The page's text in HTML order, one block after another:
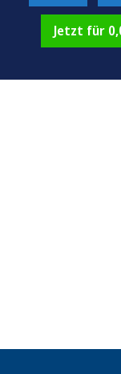
Jetzt für